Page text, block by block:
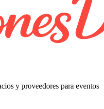
y proveedores para eventos